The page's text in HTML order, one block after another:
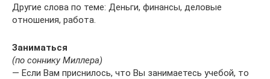
Другие слова по теме: Деньги, финансы, деловые
отношения, работа.
Заниматься
(по соннику Миллера)
— Если Вам приснилось, что Вы занимаетесь учебой, то